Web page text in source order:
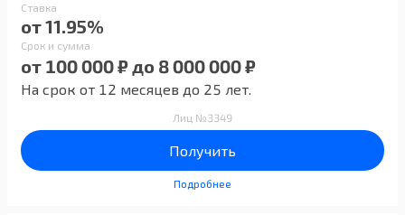
Ставка
от 11.95%
Срок и сумма
от 100 000 ₽ до 8 000 000 ₽
На срок от 12 месяцев до 25 лет.
Лиц №3349
Получить
Подробнее